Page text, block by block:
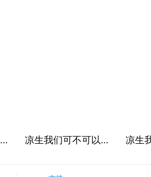
凉生我们可不可以不忧伤之钟汉良CUT 凉生我们可不可以不忧伤之钟汉良孙怡CUT